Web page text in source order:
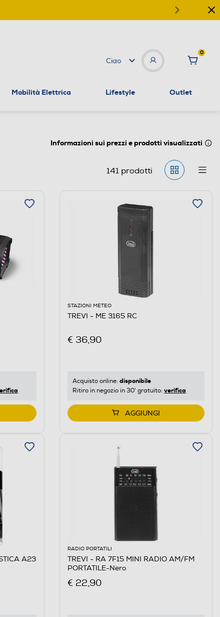
Ciao
0
Mobilità Elettrica Lifestyle Outlet
Informazioni sui prezzi e prodotti visualizzati
141prodotti
STAZIONI METEO
TREVI - ME 3165 RC
€ 36,90
Acquisto online: disponibile
Ritiro in negozio in 30' gratuito: verifica
AGGIUNGI
A23
RADIO PORTATILI
TREVI - RA 7F15 MINI RADIO AM/FM
PORTATILE-Nero
€ 22,90